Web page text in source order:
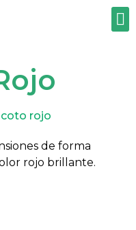
rojo
de forma
rojo brillante.